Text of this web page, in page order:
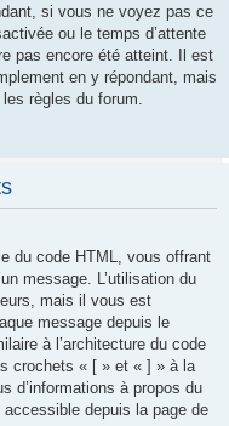
si vous ne voyez pas ce
ou le temps d’attente
pas encore été atteint. Il est
en y répondant, mais
règles du forum.
du code HTML, vous offrant
message. L’utilisation du
mais il vous est
message depuis le
à l’architecture du code
crochets « [ » et « ] » à la
d’informations à propos du
depuis la page de